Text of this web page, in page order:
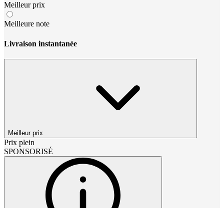
Meilleur prix
Meilleure note
Livraison instantanée
Meilleur prix
Prix plein
SPONSORISÉ